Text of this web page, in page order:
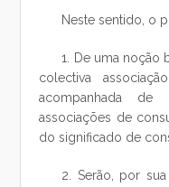
Neste sentido, o
1. De uma noção
colectiva
acompanhada de
associações de
do significado de
2. Serão, por